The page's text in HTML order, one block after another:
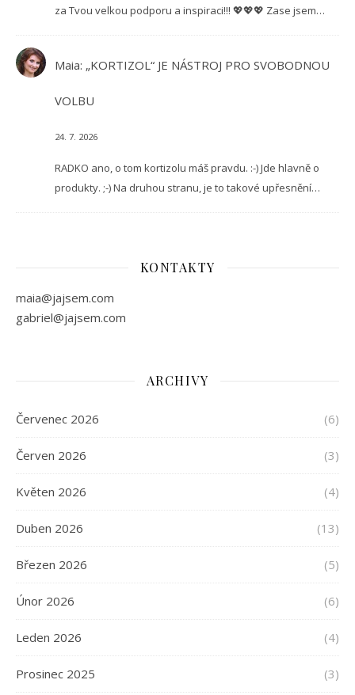
za Tvou velkou podporu a inspiraci!!! 💖💖💖 Zase jsem…
Maia: „KORTIZOL“ JE NÁSTROJ PRO SVOBODNOU
VOLBU
24. 7. 2026
RADKO ano, o tom kortizolu máš pravdu. :-) Jde hlavně o
produkty. ;-) Na druhou stranu, je to takové upřesnění…
KONTAKTY
maia@jajsem.com
gabriel@jajsem.com
ARCHIVY
Červenec 2026 (6)
Červen 2026 (3)
Květen 2026 (4)
Duben 2026 (13)
Březen 2026 (5)
Únor 2026 (6)
Leden 2026 (4)
Prosinec 2025 (3)